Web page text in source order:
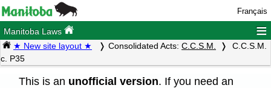
Français
Manitoba Laws ≡
★ New site layout ★ Consolidated Acts: C.C.S.M.
C.C.S.M.
c. P35
This is an unofficial version. If you need an